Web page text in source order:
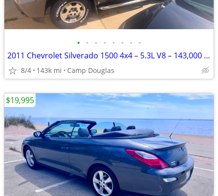
• • • • • • • •
2011 Chevrolet Silverado 1500 4x4 – 5.3L V8 – 143,000 miles
8/4 143k mi Camp Douglas
$19,995